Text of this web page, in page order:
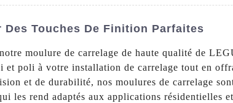
Des Touches De Finition Parfaites
moulure de carrelage de haute qualité de
poli à votre installation de carrelage tout en
et de durabilité, nos moulures de carrelage
les rend adaptés aux applications résidentielles